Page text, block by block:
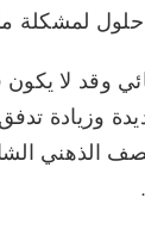
لمشكلة
وقد لا يكون
وزيادة
الذهني